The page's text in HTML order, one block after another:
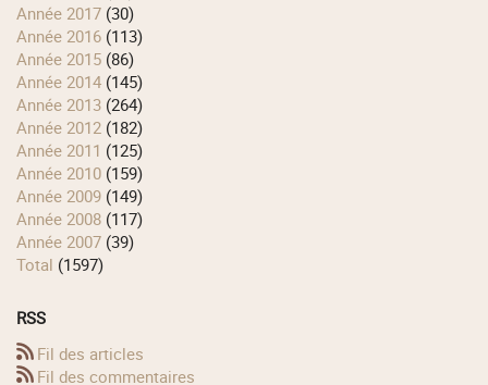
année 2017 (30)
année 2016 (113)
année 2015 (86)
année 2014 (145)
année 2013 (264)
année 2012 (182)
année 2011 (125)
année 2010 (159)
année 2009 (149)
année 2008 (117)
année 2007 (39)
total (1597)
RSS
Fil des articles
Fil des commentaires